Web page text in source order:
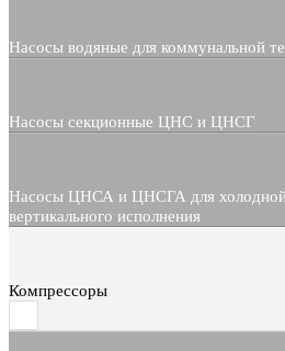
Насосы водяные для коммунальной
Насосы секционные ЦНС и ЦНСГ
Насосы ЦНСА и ЦНСГА для холодной
вертикального исполнения
Компрессоры